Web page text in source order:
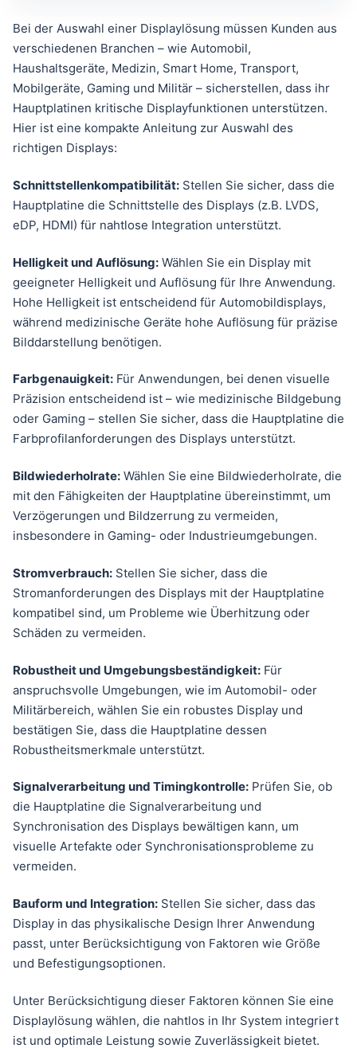
Bei der Auswahl einer Displaylösung müssen Kunden aus
verschiedenen Branchen – wie Automobil,
Haushaltsgeräte, Medizin, Smart Home, Transport,
Mobilgeräte, Gaming und Militär – sicherstellen, dass ihr
Hauptplatinen kritische Displayfunktionen unterstützen.
Hier ist eine kompakte Anleitung zur Auswahl des
richtigen Displays:
Schnittstellenkompatibilität: Stellen Sie sicher, dass die
Hauptplatine die Schnittstelle des Displays (z.B. LVDS,
eDP, HDMI) für nahtlose Integration unterstützt.
Helligkeit und Auflösung: Wählen Sie ein Display mit
geeigneter Helligkeit und Auflösung für Ihre Anwendung.
Hohe Helligkeit ist entscheidend für Automobildisplays,
während medizinische Geräte hohe Auflösung für präzise
Bilddarstellung benötigen.
Farbgenauigkeit: Für Anwendungen, bei denen visuelle
Präzision entscheidend ist – wie medizinische Bildgebung
oder Gaming – stellen Sie sicher, dass die Hauptplatine die
Farbprofilanforderungen des Displays unterstützt.
Bildwiederholrate: Wählen Sie eine Bildwiederholrate, die
mit den Fähigkeiten der Hauptplatine übereinstimmt, um
Verzögerungen und Bildzerrung zu vermeiden,
insbesondere in Gaming- oder Industrieumgebungen.
Stromverbrauch: Stellen Sie sicher, dass die
Stromanforderungen des Displays mit der Hauptplatine
kompatibel sind, um Probleme wie Überhitzung oder
Schäden zu vermeiden.
Robustheit und Umgebungsbeständigkeit: Für
anspruchsvolle Umgebungen, wie im Automobil- oder
Militärbereich, wählen Sie ein robustes Display und
bestätigen Sie, dass die Hauptplatine dessen
Robustheitsmerkmale unterstützt.
Signalverarbeitung und Timingkontrolle: Prüfen Sie, ob
die Hauptplatine die Signalverarbeitung und
Synchronisation des Displays bewältigen kann, um
visuelle Artefakte oder Synchronisationsprobleme zu
vermeiden.
Bauform und Integration: Stellen Sie sicher, dass das
Display in das physikalische Design Ihrer Anwendung
passt, unter Berücksichtigung von Faktoren wie Größe
und Befestigungsoptionen.
Unter Berücksichtigung dieser Faktoren können Sie eine
Displaylösung wählen, die nahtlos in Ihr System integriert
ist und optimale Leistung sowie Zuverlässigkeit bietet.